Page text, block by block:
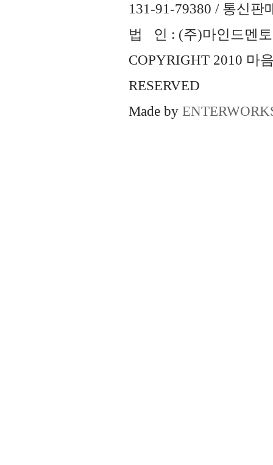
131-91-79380 / 통신판
법 인 : (주)마인드멘토
COPYRIGHT 2010 마
RESERVED
Made by